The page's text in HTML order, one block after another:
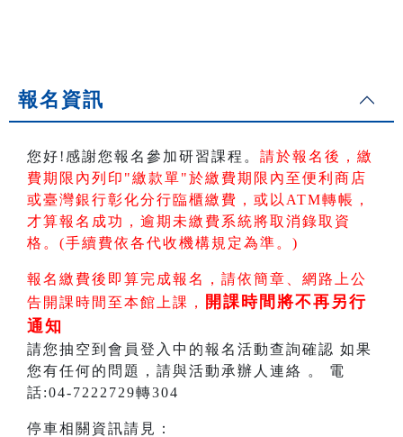
報名資訊
您好!感謝您報名參加研習課程。 請於報名後，繳
費期限內列印"繳款單"於繳費期限內至便利商店
或臺灣銀行彰化分行臨櫃繳費，或以ATM轉帳 ，
才算報名成功，逾期未繳費系統將取消錄取資
格。(手續費依各代收機構規定為準。)
報名繳費後即算完成報名，請依簡章、網路上公
告開課時間至本館上課，
開課時間將不再另行
通知
請您抽空到會員登入中的報名活動查詢確認 如果
您有任何的問題，請與活動承辦人連絡 。 電
話:04-7222729轉304
停車相關資訊請見：